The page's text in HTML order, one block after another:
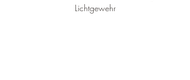
Lichtgewehr